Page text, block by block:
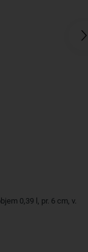
0,39 l, pr. 6 cm, v.